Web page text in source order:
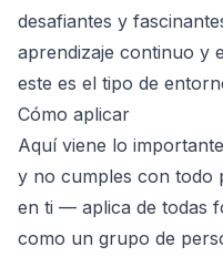
desafiantes y
aprendizaje continuo y
este es el tipo de
Cómo aplicar
Aquí viene lo
y no cumples con todo
en ti — aplica de todas
como un grupo de